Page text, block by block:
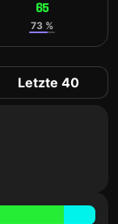
65
73 %
Letzte 40